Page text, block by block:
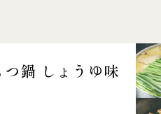
つ鍋 しょうゆ味